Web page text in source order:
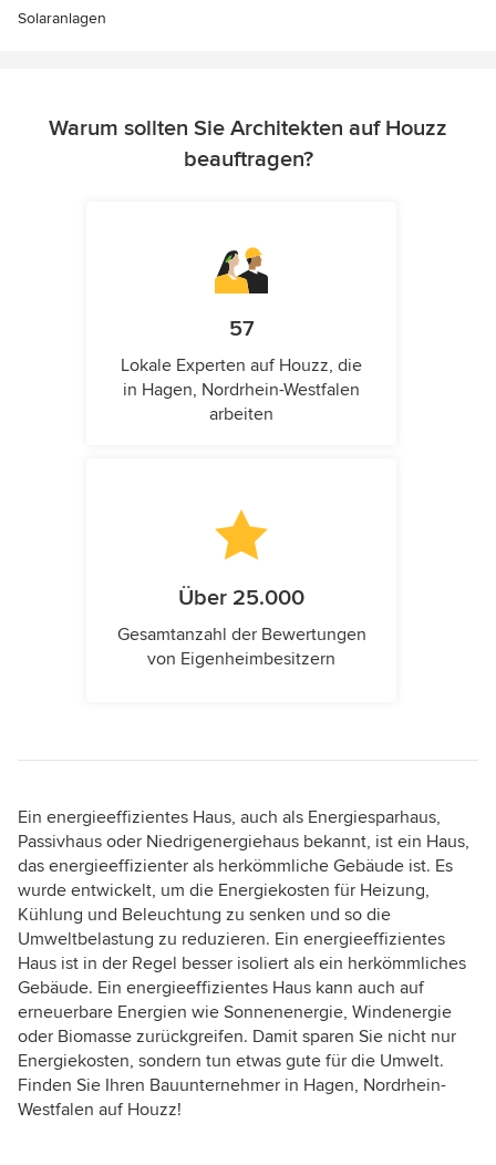
Solaranlagen
Warum sollten Sie Architekten auf Houzz
beauftragen?
57
Lokale Experten auf Houzz, die
in Hagen, Nordrhein-Westfalen
arbeiten
Über 25.000
Gesamtanzahl der Bewertungen
von Eigenheimbesitzern
Ein energieeffizientes Haus, auch als Energiesparhaus,
Passivhaus oder Niedrigenergiehaus bekannt, ist ein Haus,
das energieeffizienter als herkömmliche Gebäude ist. Es
wurde entwickelt, um die Energiekosten für Heizung,
Kühlung und Beleuchtung zu senken und so die
Umweltbelastung zu reduzieren. Ein energieeffizientes
Haus ist in der Regel besser isoliert als ein herkömmliches
Gebäude. Ein energieeffizientes Haus kann auch auf
erneuerbare Energien wie Sonnenenergie, Windenergie
oder Biomasse zurückgreifen. Damit sparen Sie nicht nur
Energiekosten, sondern tun etwas gute für die Umwelt.
Finden Sie Ihren Bauunternehmer in Hagen, Nordrhein-
Westfalen auf Houzz!